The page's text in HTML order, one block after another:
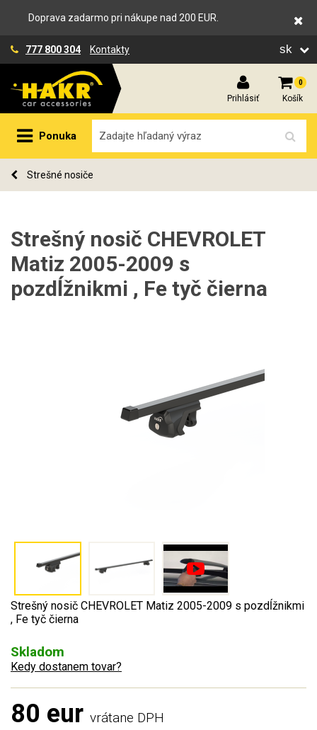
Doprava zadarmo pri nákupe nad 200 EUR.
777 800 304 Kontakty sk
Prihlásiť
0
Košík
Ponuka
Strešné nosiče
Strešný nosič CHEVROLET
Matiz 2005-2009 s
pozdĺžnikmi , Fe tyč čierna
Strešný nosič CHEVROLET Matiz 2005-2009 s pozdĺžnikmi
, Fe tyč čierna
Skladom
Kedy dostanem tovar?
80 eur vrátane DPH